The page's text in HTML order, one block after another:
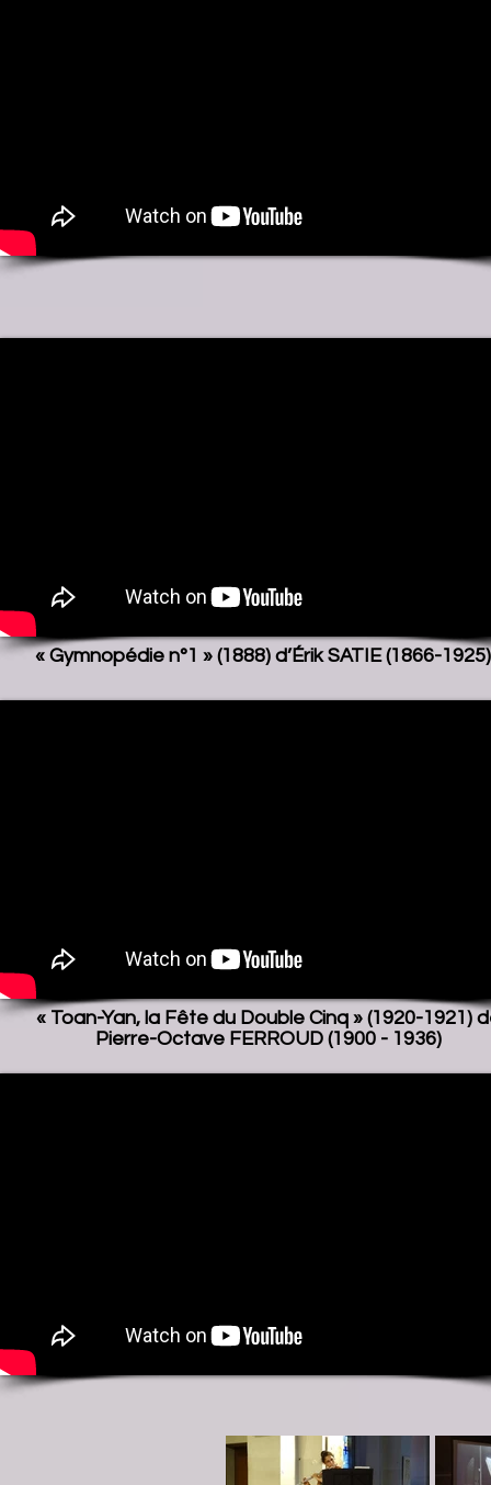
« Gymnopédie n°1 » (1888) d’Érik SATIE (1866-1925)
« Toan-Yan, la Fête du Double Cinq » (1920-1921)
Pierre-Octave FERROUD (1900 - 1936)